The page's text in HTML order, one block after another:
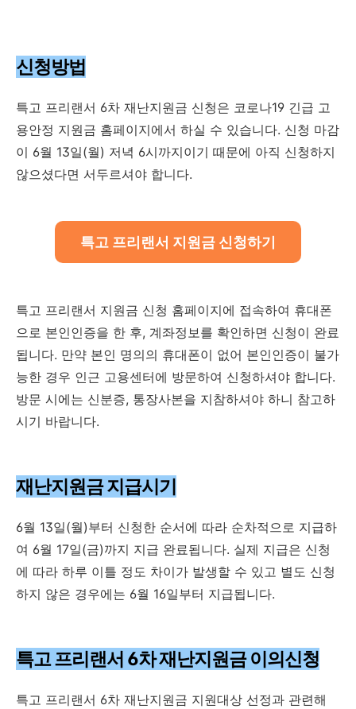
신청방법
특고 프리랜서 6차 재난지원금 신청은 코로나19 긴급 고
용안정 지원금 홈페이지에서 하실 수 있습니다. 신청 마감
이 6월 13일(월) 저녁 6시까지이기 때문에 아직 신청하지
않으셨다면 서두르셔야 합니다.
특고 프리랜서 지원금 신청하기
특고 프리랜서 지원금 신청 홈페이지에 접속하여 휴대폰
으로 본인인증을 한 후, 계좌정보를 확인하면 신청이 완료
됩니다. 만약 본인 명의의 휴대폰이 없어 본인인증이 불가
능한 경우 인근 고용센터에 방문하여 신청하셔야 합니다.
방문 시에는 신분증, 통장사본을 지참하셔야 하니 참고하
시기 바랍니다.
재난지원금 지급시기
6월 13일(월)부터 신청한 순서에 따라 순차적으로 지급하
여 6월 17일(금)까지 지급 완료됩니다. 실제 지급은 신청
에 따라 하루 이틀 정도 차이가 발생할 수 있고 별도 신청
하지 않은 경우에는 6월 16일부터 지급됩니다.
특고 프리랜서 6차 재난지원금 이의신청
특고 프리랜서 6차 재난지원금 지원대상 선정과 관련해